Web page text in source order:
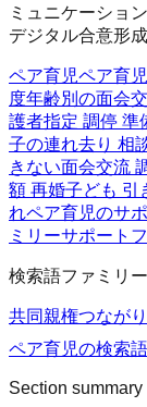
ミュニケーショ
デジタル合意形
ペア育児ペア育
度年齢別の面会
護者指定 調停 準
子の連れ去り 相
きない面会交流
額 再婚子ども 引
れペア育児のサ
ミリーサポート
検索語ファミリー
共同親権つなが
ペア育児の検索
Section summary